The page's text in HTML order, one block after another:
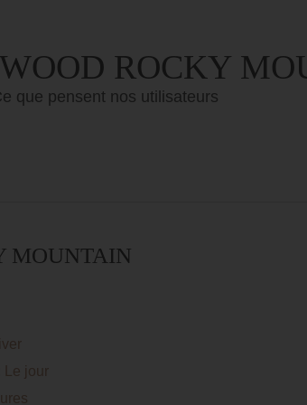
ROCKY
que pensent nos utilisateurs
MOUNTAIN
Le jour